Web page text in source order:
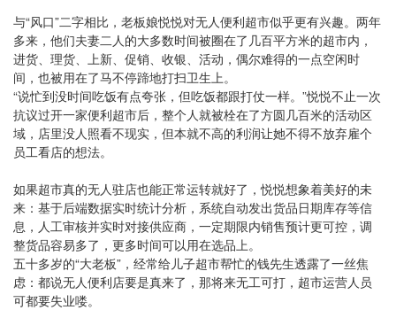
与“风口”二字相比，老板娘悦悦对无人便利超市似乎更有兴趣。两年
多来，他们夫妻二人的大多数时间被圈在了几百平方米的超市内，
进货、理货、上新、促销、收银、活动，偶尔难得的一点空闲时
间，也被用在了马不停蹄地打扫卫生上。
“说忙到没时间吃饭有点夸张，但吃饭都跟打仗一样。”悦悦不止一次
抗议过开一家便利超市后，整个人就被栓在了方圆几百米的活动区
域，店里没人照看不现实，但本就不高的利润让她不得不放弃雇个
员工看店的想法。
如果超市真的无人驻店也能正常运转就好了，悦悦想象着美好的未
来：基于后端数据实时统计分析，系统自动发出货品日期库存等信
息，人工审核并实时对接供应商，一定期限内销售预计更可控，调
整货品容易多了，更多时间可以用在选品上。
五十多岁的“大老板”，经常给儿子超市帮忙的钱先生透露了一丝焦
虑：都说无人便利店要是真来了，那将来无工可打，超市运营人员
可都要失业喽。